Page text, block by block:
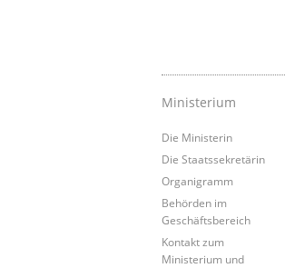
Ministerium
Die Ministerin
Die Staatssekretärin
Organigramm
Behörden im
Geschäftsbereich
Kontakt zum
Ministerium und